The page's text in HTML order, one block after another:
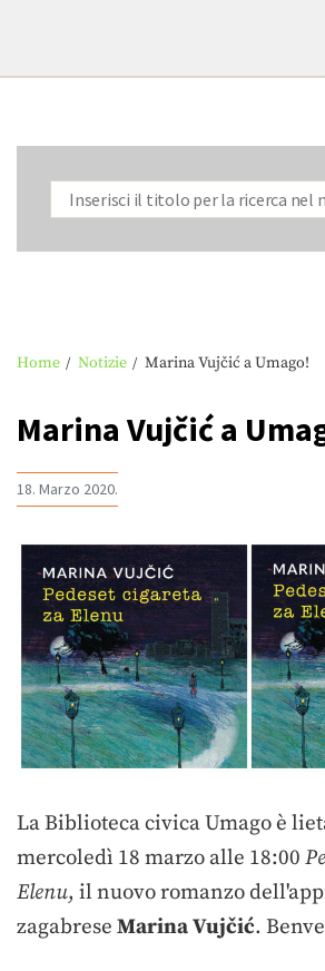
Home Notizie Marina Vujčić a Umago!
Marina Vujčić a
18. Marzo 2020.
La Biblioteca civica Umago è
mercoledì 18 marzo alle 18:00
Elenu, il nuovo romanzo
zagabrese Marina Vujčić.